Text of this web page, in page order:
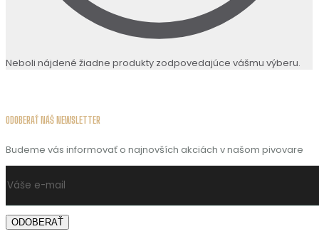
Neboli nájdené žiadne produkty zodpovedajúce vášmu výberu.
ODOBERAŤ NÁŠ NEWSLETTER
Budeme vás informovať o najnovších akciách v našom pivovare